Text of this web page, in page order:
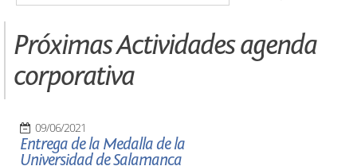
Próximas Actividades agenda
corporativa
09/06/2021
Entrega de la Medalla de la
Universidad de Salamanca